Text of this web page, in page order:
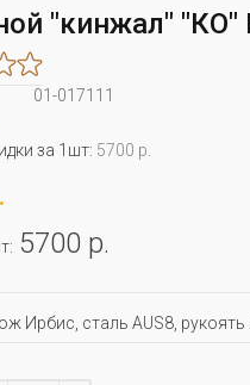
"кинжал" "КО"
01-017111
за 1шт: 5700 р.
5700 р.
Ирбис, сталь AUS8, рукоять